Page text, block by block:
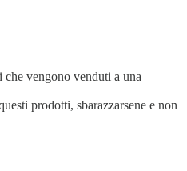
vengono venduti a una
prodotti, sbarazzarsene e non